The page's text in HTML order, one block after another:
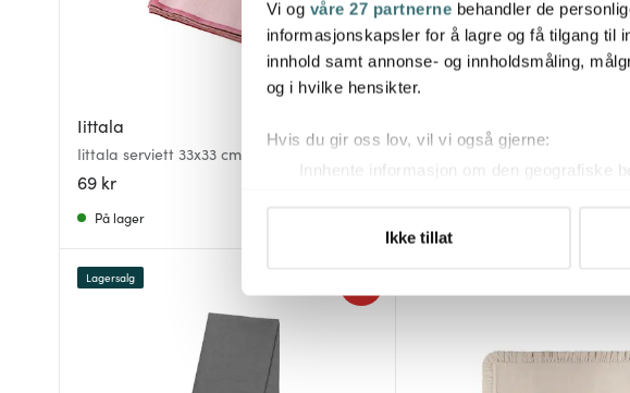
Vi og våre 27 partnerne behandler de
informasjonskapsler for å lagre og få tilgang til
innhold samt annonse- og innholdsmåling,
og i hvilke hensikter.
Hvis du gir oss lov, vil vi også gjerne:
Innhente informasjon om den geografiske
Du kan hele tiden endre eller trekke tilbake
Vi bruker informasjonskapsler for å gi innhold
analysere trafikken vår. Vi deler dessuten
sosiale medier, annonsering og
dem, eller som de har samlet inn gjennom din
Ikke tillat
Iittala
Iittala serviett 33x33 cm 20 stk pink/rose
69 kr
På lager
Serviett 33x33 cm 20 stk Winter
Lagersalg